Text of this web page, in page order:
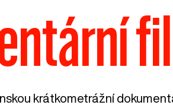
krátkometrážní